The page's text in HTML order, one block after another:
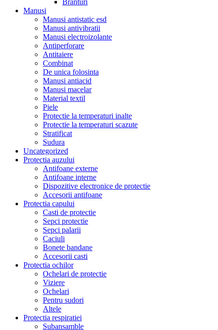
Branturi
Manusi
Manusi antistatic esd
Manusi antivibratii
Manusi electroizolante
Antiperforare
Antitaiere
Combinat
De unica folosinta
Manusi antiacid
Manusi macelar
Material textil
Piele
Protectie la temperaturi inalte
Protectie la temperaturi scazute
Stratificat
Sudura
Uncategorized
Protectia auzului
Antifoane externe
Antifoane interne
Dispozitive electronice de protectie
Accesorii antifoane
Protectia capului
Casti de protectie
Sepci protectie
Sepci palarii
Caciuli
Bonete bandane
Accesorii casti
Protectia ochilor
Ochelari de protectie
Viziere
Ochelari
Pentru sudori
Altele
Protectia respiratiei
Subansamble